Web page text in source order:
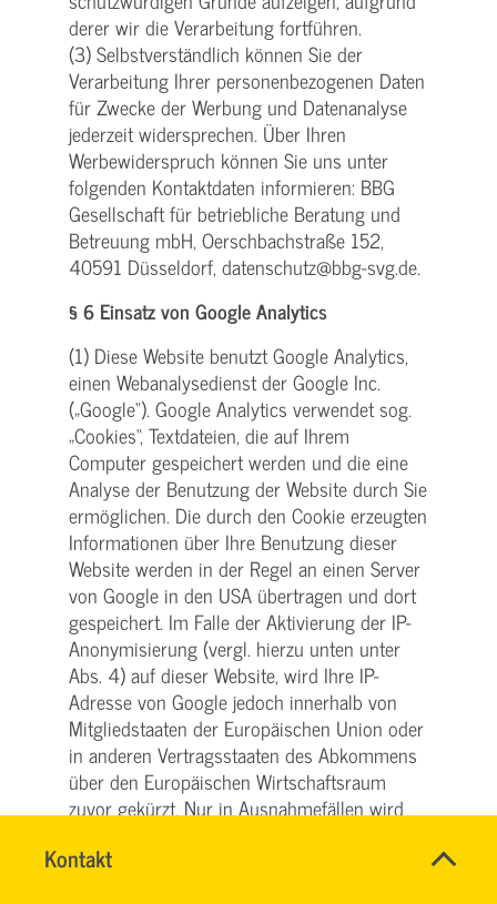
Kontakt
SVG
Name*
derer wir die Verarbeitung fortführen.
(3) Selbstverständlich können Sie der
Verarbeitung Ihrer personenbezogenen Daten
für Zwecke der Werbung und Datenanalyse
jederzeit widersprechen. Über Ihren
Werbewiderspruch können Sie uns unter
folgenden Kontaktdaten informieren: BBG
Gesellschaft für betriebliche Beratung und
Betreuung mbH, Oerschbachstraße 152,
40591 Düsseldorf, datenschutz@bbg-svg.de.
§ 6 Einsatz von Google Analytics
(1) Diese Website benutzt Google Analytics,
einen Webanalysedienst der Google Inc.
(„Google“). Google Analytics verwendet sog.
„Cookies“, Textdateien, die auf Ihrem
Computer gespeichert werden und die eine
Analyse der Benutzung der Website durch Sie
ermöglichen. Die durch den Cookie erzeugten
Informationen über Ihre Benutzung dieser
Website werden in der Regel an einen Server
von Google in den USA übertragen und dort
gespeichert. Im Falle der Aktivierung der IP-
Anonymisierung (vergl. hierzu unten unter
Abs. 4) auf dieser Website, wird Ihre IP-
Adresse von Google jedoch innerhalb von
Mitgliedstaaten der Europäischen Union oder
in anderen Vertragsstaaten des Abkommens
über den Europäischen Wirtschaftsraum
zuvor gekürzt. Nur in Ausnahmefällen wird
Google in den USA übertragen und dort